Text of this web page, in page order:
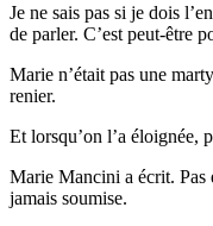
Je ne sais pas si je dois
de parler. C’est peut-être
Marie n’était pas une
renier.
Et lorsqu’on l’a éloignée,
Marie Mancini a écrit. Pas
jamais soumise.